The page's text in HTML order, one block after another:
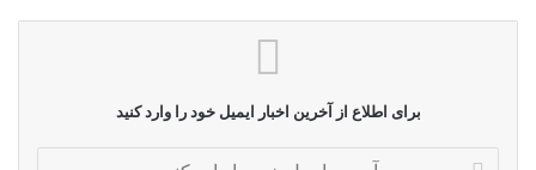
برای اطلاع از آخرین اخبار ایمیل خود را وارد کنید